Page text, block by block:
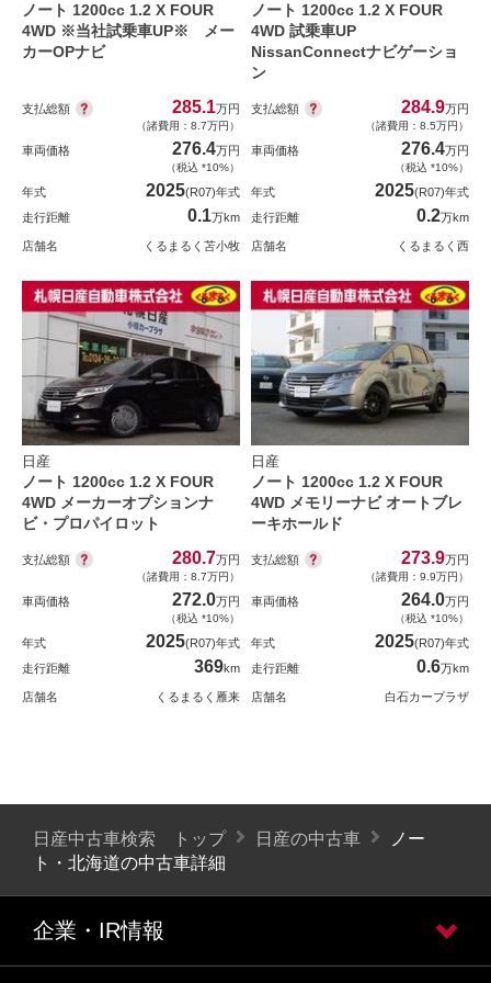
ノート 1200cc 1.2 X FOUR
4WD ※当社試乗車UP※ メー
カーOPナビ
支払総額 285.1万円
（諸費用：8.7万円）
車両価格 276.4万円
（税込 *10%）
年式 2025(R07)年式
走行距離
0.1万km
店舗名 くるまるく苫小牧
ノート 1200cc 1.2 X FOUR
4WD 試乗車UP
NissanConnectナビゲーショ
ン
支払総額 284.9万円
（諸費用：8.5万円）
車両価格 276.4万円
（税込 *10%）
年式 2025(R07)年式
走行距離
0.2万km
店舗名 くるまるく西
日産
ノート 1200cc 1.2 X FOUR
4WD メーカーオプションナ
ビ・プロパイロット
支払総額 280.7万円
（諸費用：8.7万円）
車両価格 272.0万円
（税込 *10%）
年式 2025(R07)年式
走行距離
369km
店舗名 くるまるく雁来
日産
ノート 1200cc 1.2 X FOUR
4WD メモリーナビ オートブレ
ーキホールド
支払総額 273.9万円
（諸費用：9.9万円）
車両価格 264.0万円
（税込 *10%）
年式 2025(R07)年式
走行距離
0.6万km
店舗名 白石カープラザ
日産中古車検索 トップ 日産の中古車
ノー
ト・北海道の中古車詳細
企業・IR情報